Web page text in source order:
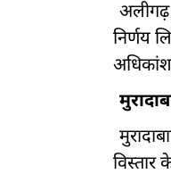
अलीगढ़
निर्णय
अधिकांश
विस्तार